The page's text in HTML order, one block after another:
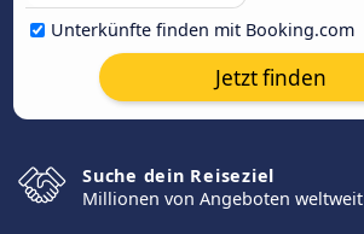
Unterkünfte finden mit Booking.com
Jetzt finden
Suche dein Reiseziel
Millionen von Angeboten weltweit